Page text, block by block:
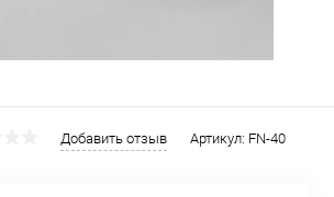
Добавить отзыв Артикул: FN-40